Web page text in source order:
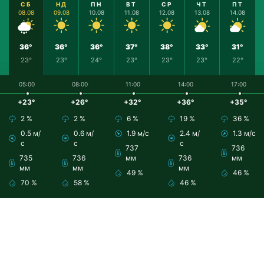
СБ
08.08
36°
23°
НД
09.08
36°
23°
ПН
10.08
36°
24°
ВТ
11.08
37°
23°
СР
12.08
38°
23°
ЧТ
13.08
33°
23°
ПТ
14.08
31°
22°
05:00
+23°
2 %
0.5 м/
с
735
мм
70 %
08:00
+26°
2 %
0.6 м/
с
736
мм
58 %
11:00
+32°
6 %
1.9 м/с
737
мм
49 %
14:00
+36°
19 %
2.4 м/
с
736
мм
46 %
17:00
+35°
36 %
1.3 м/с
736
мм
46 %